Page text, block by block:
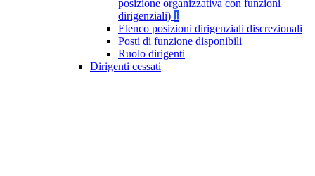
posizione organizzativa con funzioni
dirigenziali) 1
Elenco posizioni dirigenziali discrezionali
Posti di funzione disponibili
Ruolo dirigenti
Dirigenti cessati